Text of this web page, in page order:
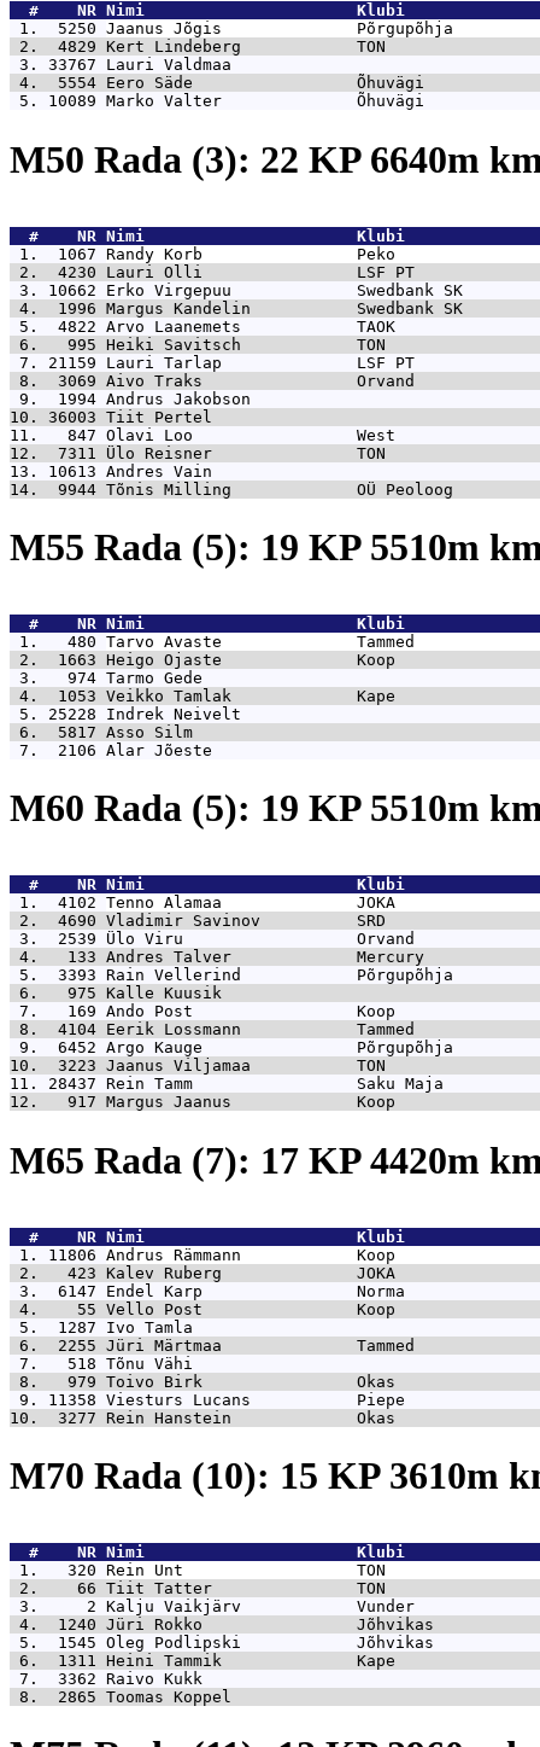
  #    NR
Nimi                      Klubi
1.  5250 Jaanus Jõgis              Põrgupõhja
2.  4829 Kert Lindeberg            TON
3. 33767 Lauri Valdmaa
4.  5554 Eero Säde                 Õhuvägi
5. 10089 Marko Valter              Õhuvägi
M50 Rada (3): 22 KP 6640m
  #    NR
Nimi                      Klubi
1.  1067 Randy Korb                Peko
2.  4230 Lauri Olli                LSF PT
3. 10662 Erko Virgepuu             Swedbank SK
4.  1996 Margus Kandelin           Swedbank SK
5.  4822 Arvo Laanemets            TAOK
6.   995 Heiki Savitsch            TON
7. 21159 Lauri Tarlap              LSF PT
8.  3069 Aivo Traks                Orvand
9.  1994 Andrus Jakobson
10. 36003 Tiit Pertel
11.   847 Olavi Loo                 West
12.  7311 Ülo Reisner               TON
13. 10613 Andres Vain
14.  9944 Tõnis Milling             OÜ Peoloog
M55 Rada (5): 19 KP 5510m
  #    NR
Nimi                      Klubi
1.   480 Tarvo Avaste              Tammed
2.  1663 Heigo Ojaste              Koop
3.   974 Tarmo Gede
4.  1053 Veikko Tamlak             Kape
5. 25228 Indrek Neivelt
6.  5817 Asso Silm
7.  2106 Alar Jõeste
M60 Rada (5): 19 KP 5510m
  #    NR
Nimi                      Klubi
1.  4102 Tenno Alamaa              JOKA
2.  4690 Vladimir Savinov          SRD
3.  2539 Ülo Viru                  Orvand
4.   133 Andres Talver             Mercury
5.  3393 Rain Vellerind            Põrgupõhja
6.   975 Kalle Kuusik
7.   169 Ando Post                 Koop
8.  4104 Eerik Lossmann            Tammed
9.  6452 Argo Kauge                Põrgupõhja
10.  3223 Jaanus Viljamaa           TON
11. 28437 Rein Tamm                 Saku Maja
12.   917 Margus Jaanus             Koop
M65 Rada (7): 17 KP 4420m
  #    NR
Nimi                      Klubi
1. 11806 Andrus Rämmann            Koop
2.   423 Kalev Ruberg              JOKA
3.  6147 Endel Karp                Norma
4.    55 Vello Post                Koop
5.  1287 Ivo Tamla
6.  2255 Jüri Märtmaa              Tammed
7.   518 Tõnu Vähi
8.   979 Toivo Birk                Okas
9. 11358 Viesturs Lucans           Piepe
10.  3277 Rein Hanstein             Okas
M70 Rada (10): 15 KP 3610m
  #    NR
Nimi                      Klubi
1.   320 Rein Unt                  TON
2.    66 Tiit Tatter               TON
3.     2 Kalju Vaikjärv            Vunder
4.  1240 Jüri Rokko                Jõhvikas
5.  1545 Oleg Podlipski            Jõhvikas
6.  1311 Heini Tammik              Kape
7.  3362 Raivo Kukk
8.  2865 Toomas Koppel